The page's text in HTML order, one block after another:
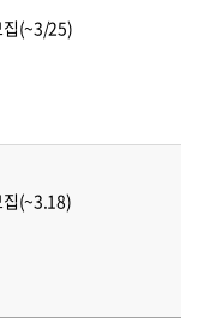
집(~3/25)
집(~3.18)